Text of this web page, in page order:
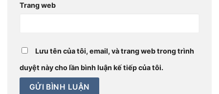
Trang web
Lưu tên của tôi, email, và trang web trong trình
duyệt này cho lần bình luận kế tiếp của tôi.